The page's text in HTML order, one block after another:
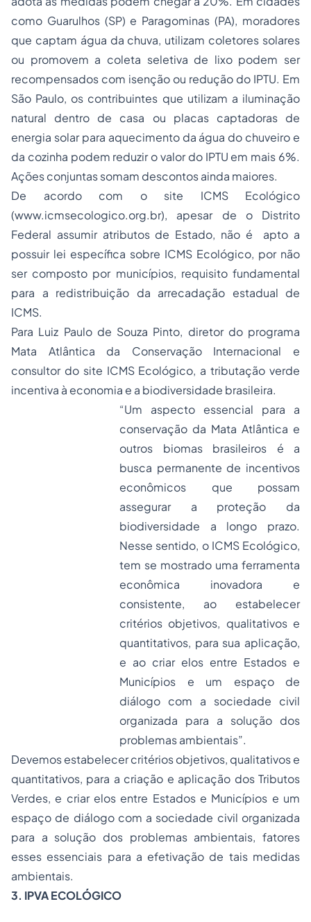
como Guarulhos (SP) e Paragominas (PA), moradores
que captam água da chuva, utilizam coletores solares
ou promovem a coleta seletiva de lixo podem ser
recompensados com isenção ou redução do IPTU. Em
São Paulo, os contribuintes que utilizam a iluminação
natural dentro de casa ou placas captadoras de
energia solar para aquecimento da água do chuveiro e
da cozinha podem reduzir o valor do IPTU em mais 6%.
Ações conjuntas somam descontos ainda maiores.
De acordo com o site ICMS Ecológico
(www.icmsecologico.org.br), apesar de o Distrito
Federal assumir atributos de Estado, não é apto a
possuir lei específica sobre ICMS Ecológico, por não
ser composto por municípios, requisito fundamental
para a redistribuição da arrecadação estadual de
ICMS.
Para Luiz Paulo de Souza Pinto, diretor do programa
Mata Atlântica da Conservação Internacional e
consultor do site ICMS Ecológico, a tributação verde
incentiva à economia e a biodiversidade brasileira.
“Um aspecto essencial para a
conservação da Mata Atlântica e
outros biomas brasileiros é a
busca permanente de incentivos
econômicos que possam
assegurar a proteção da
biodiversidade a longo prazo.
Nesse sentido, o ICMS Ecológico,
tem se mostrado uma ferramenta
econômica inovadora e
consistente, ao estabelecer
critérios objetivos, qualitativos e
quantitativos, para sua aplicação,
e ao criar elos entre Estados e
Municípios e um espaço de
diálogo com a sociedade civil
organizada para a solução dos
problemas ambientais”.
Devemos estabelecer critérios objetivos, qualitativos e
quantitativos, para a criação e aplicação dos Tributos
Verdes, e criar elos entre Estados e Municípios e um
espaço de diálogo com a sociedade civil organizada
para a solução dos problemas ambientais, fatores
esses essenciais para a efetivação de tais medidas
ambientais.
3. IPVA ECOLÓGICO